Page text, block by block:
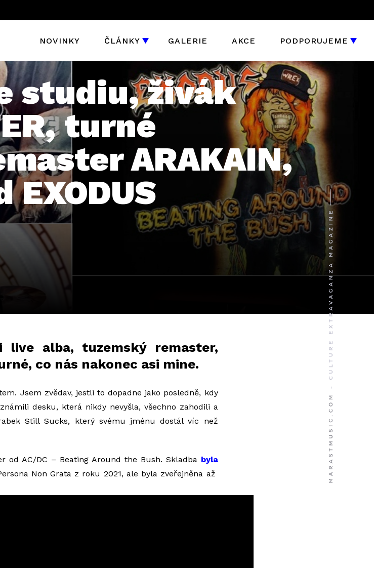
NOVINKY ČLÁNKY GALERIE AKCE PODPORUJEME
studiu, živák
turné
ARAKAIN,
EXODUS
live alba, tuzemský remaster,
co nás nakonec asi mine.
Jsem zvědav, jestli to dopadne jako posledně, kdy
desku, která nikdy nevyšla, všechno zahodili a
Still Sucks, který svému jménu dostál víc než
od AC/DC – Beating Around the Bush. Skladba byla
Non Grata z roku 2021, ale byla zveřejněna až